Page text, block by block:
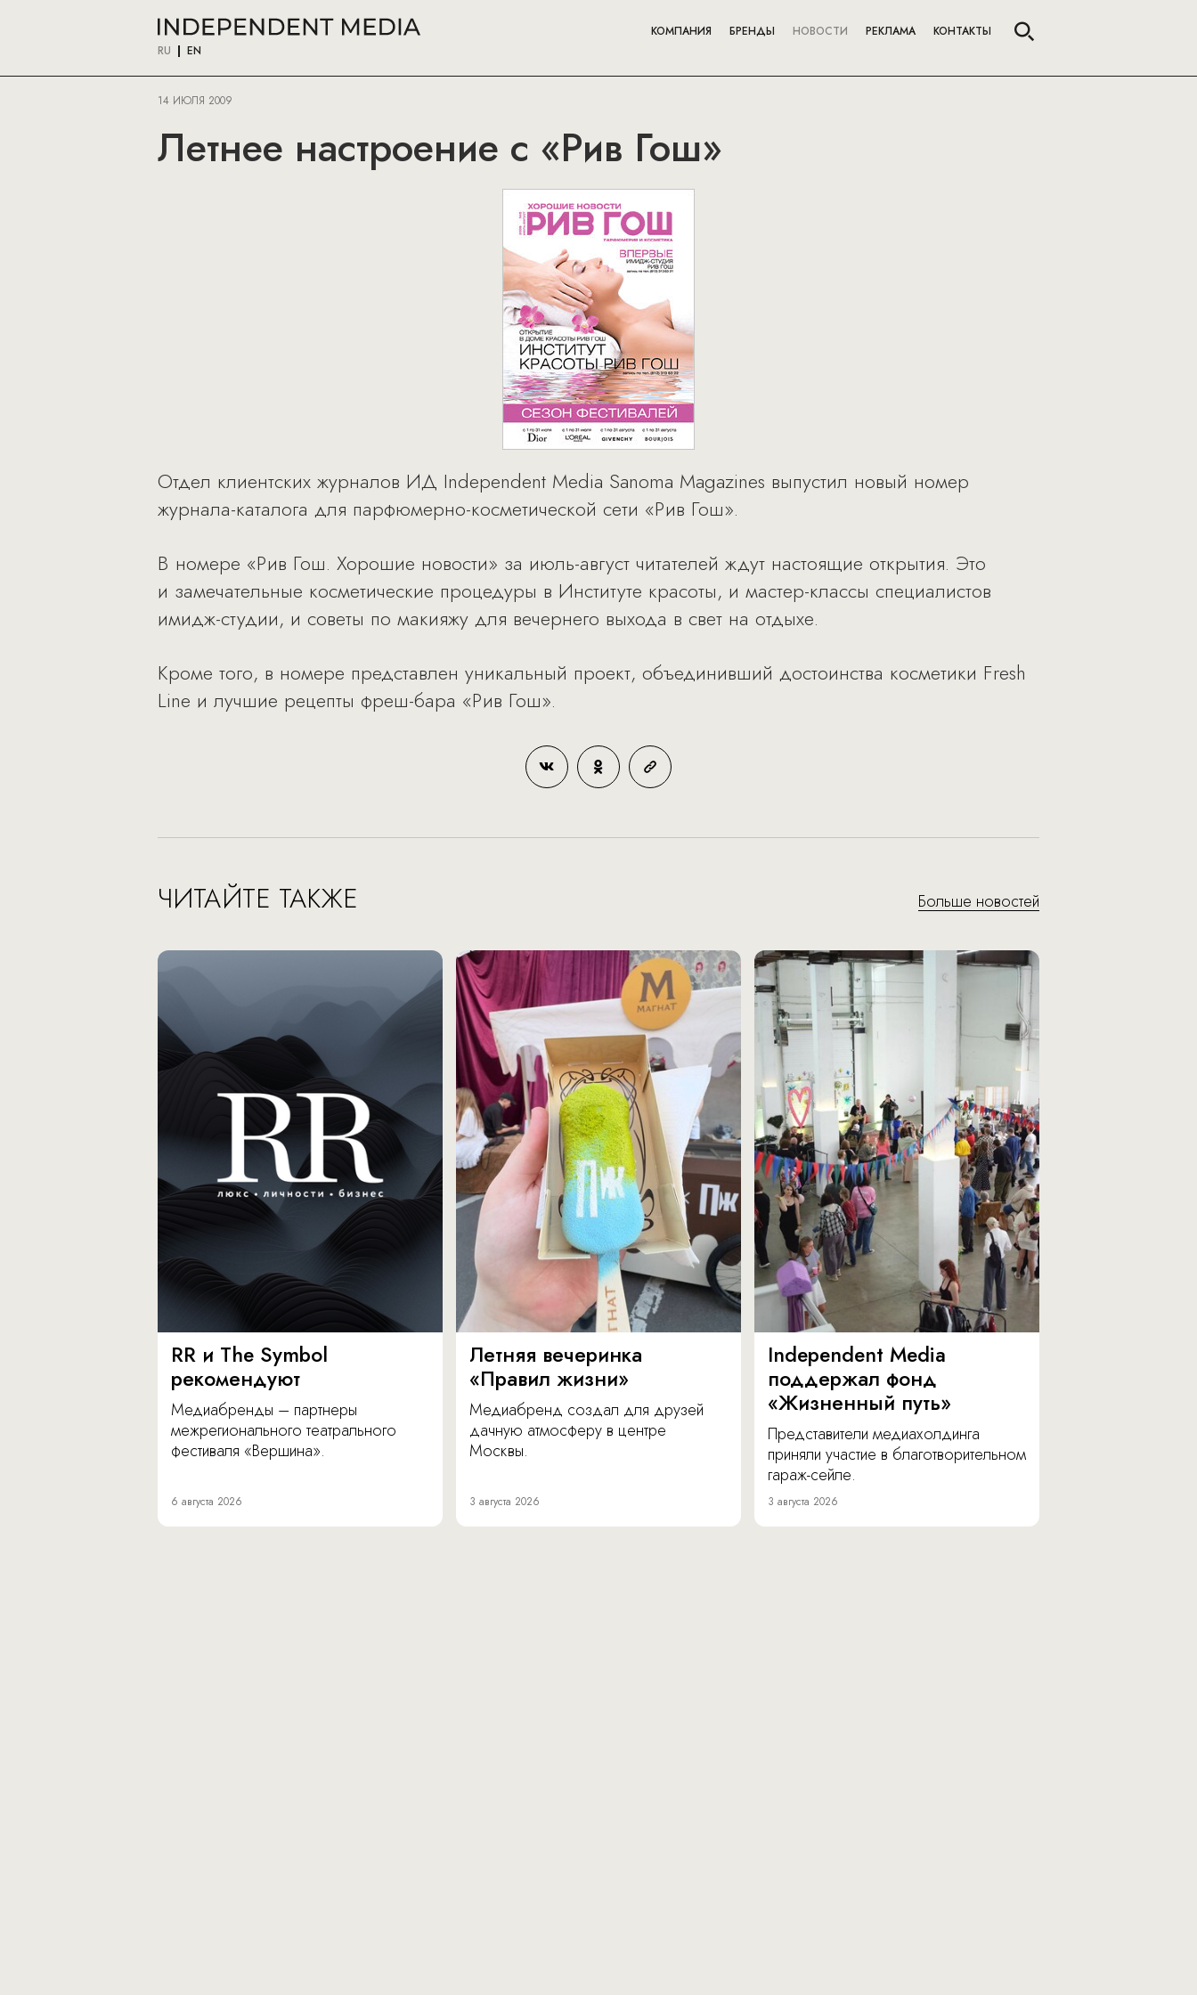
RU EN
КОМПАНИЯ БРЕНДЫ НОВОСТИ РЕКЛАМА КОНТАКТЫ
14 ИЮЛЯ 2009
Летнее настроение с «Рив Гош»
Отдел клиентских журналов ИД Independent Media Sanoma Magazines выпустил новый номер
журнала-каталога для парфюмерно-косметической сети «Рив Гош».
В номере «Рив Гош. Хорошие новости» за июль-август читателей ждут настоящие открытия. Это
и замечательные косметические процедуры в Институте красоты, и мастер-классы специалистов
имидж-студии, и советы по макияжу для вечернего выхода в свет на отдыхе.
Кроме того, в номере представлен уникальный проект, объединивший достоинства косметики Fresh
Line и лучшие рецепты фреш-бара «Рив Гош».
ЧИТАЙТЕ ТАКЖЕ Больше новостей
RR и The Symbol
рекомендуют
Медиабренды – партнеры
межрегионального театрального
фестиваля «Вершина».
6 августа 2026
Летняя вечеринка
«Правил жизни»
Медиабренд создал для друзей
дачную атмосферу в центре
Москвы.
3 августа 2026
Independent Media
поддержал фонд
«Жизненный путь»
Представители медиахолдинга
приняли участие в благотворительном
гараж-сейле.
3 августа 2026